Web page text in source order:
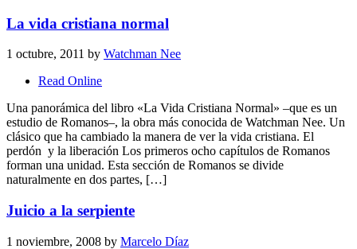
La vida cristiana normal
1 octubre, 2011 by Watchman Nee
Read Online
Una panorámica del libro «La Vida Cristiana Normal» –que es un
estudio de Romanos–, la obra más conocida de Watchman Nee. Un
clásico que ha cambiado la manera de ver la vida cristiana. El
perdón y la liberación Los primeros ocho capítulos de Romanos
forman una unidad. Esta sección de Romanos se divide
naturalmente en dos partes, […]
Juicio a la serpiente
1 noviembre, 2008 by Marcelo Díaz